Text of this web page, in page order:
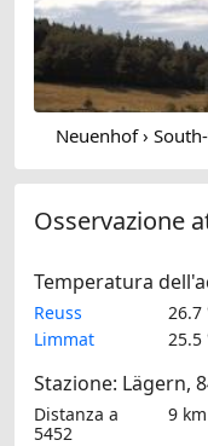
Neuenhof ›
Osservazione
Temperatura
Reuss
26.7
Limmat
25.5
Stazione: Lägern,
Distanza a
5452
9 km